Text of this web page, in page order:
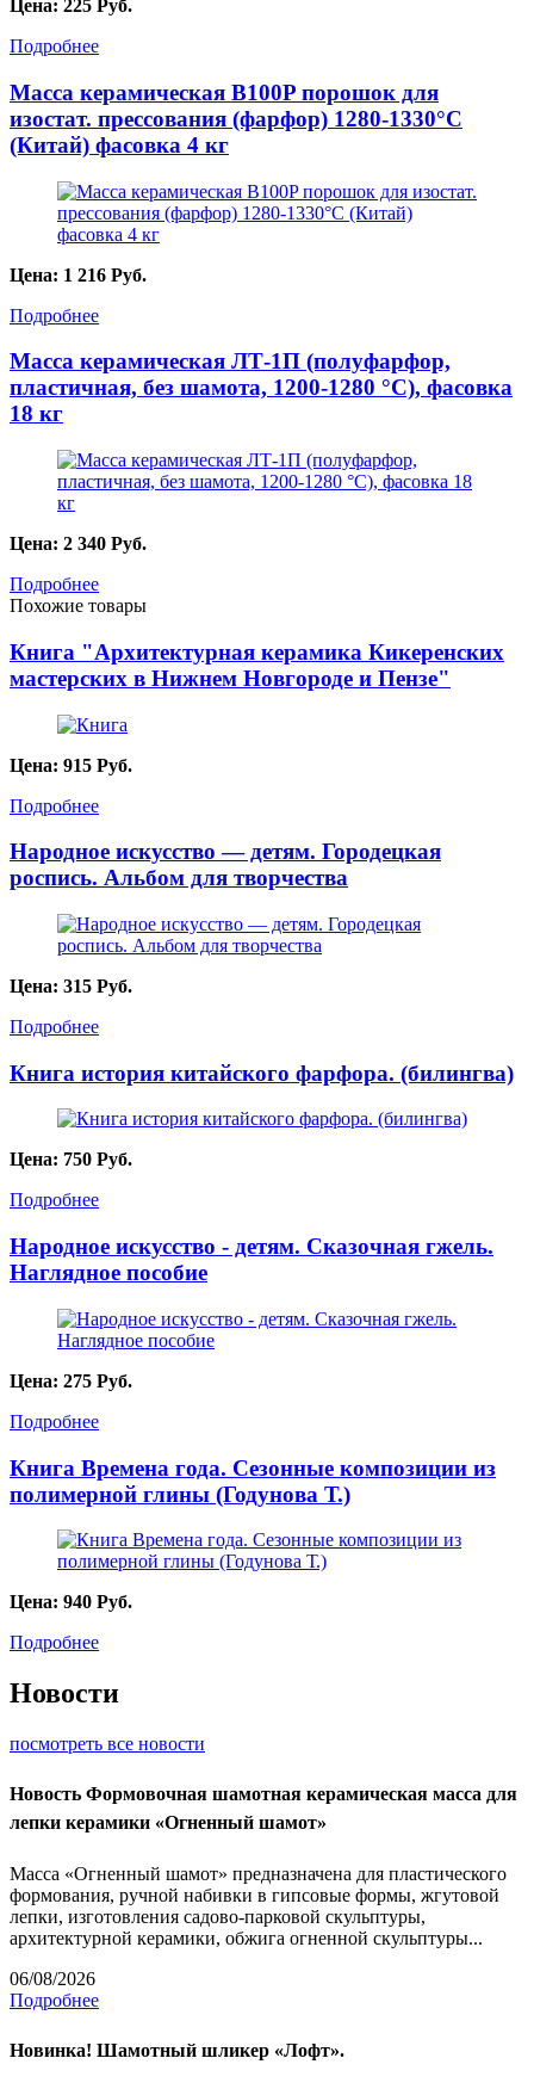
Цена: 225 Руб.
Подробнее
Масса керамическая B100P порошок для
изостат. прессования (фарфор) 1280-1330°С
(Китай) фасовка 4 кг
Цена: 1 216 Руб.
Подробнее
Масса керамическая ЛТ-1П (полуфарфор,
пластичная, без шамота, 1200-1280 °С), фасовка
18 кг
Цена: 2 340 Руб.
Подробнее
Похожие товары
Книга "Архитектурная керамика Кикеренских
мастерских в Нижнем Новгороде и Пензе"
Цена: 915 Руб.
Подробнее
Народное искусство — детям. Городецкая
роспись. Альбом для творчества
Цена: 315 Руб.
Подробнее
Книга история китайского фарфора. (билингва)
Цена: 750 Руб.
Подробнее
Народное искусство - детям. Сказочная гжель.
Наглядное пособие
Цена: 275 Руб.
Подробнее
Книга Времена года. Сезонные композиции из
полимерной глины (Годунова Т.)
Цена: 940 Руб.
Подробнее
Новости
посмотреть все новости
Новость Формовочная шамотная керамическая масса для
лепки керамики «Огненный шамот»
Масса «Огненный шамот» предназначена для пластического
формования, ручной набивки в гипсовые формы, жгутовой
лепки, изготовления садово-парковой скульптуры,
архитектурной керамики, обжига огненной скульптуры...
06/08/2026
Подробнее
Новинка! Шамотный шликер «Лофт».